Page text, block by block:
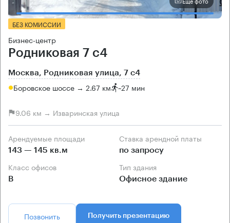
БЕЗ КОМИССИИ
Бизнес-центр
Родниковая 7 с4
Москва, Родниковая улица, 7 с4
Боровское шоссе → 2.67 км ~27 мин
9.06 км → Изваринская улица
Арендуемые площади
143 — 145 кв.м
Ставка арендной платы
по запросу
Класс офисов
B
Тип здания
Офисное здание
Позвонить Получить презентацию